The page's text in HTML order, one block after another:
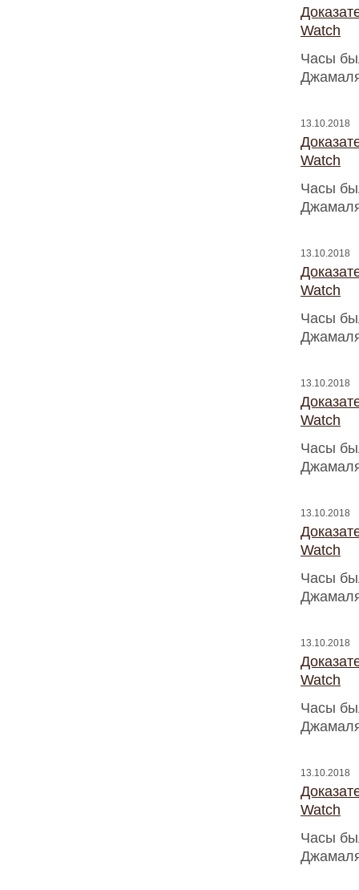
Watch
Часы
13.10.2018
Watch
Часы
13.10.2018
Watch
Часы
13.10.2018
Watch
Часы
13.10.2018
Watch
Часы
13.10.2018
Watch
Часы
13.10.2018
Watch
Часы